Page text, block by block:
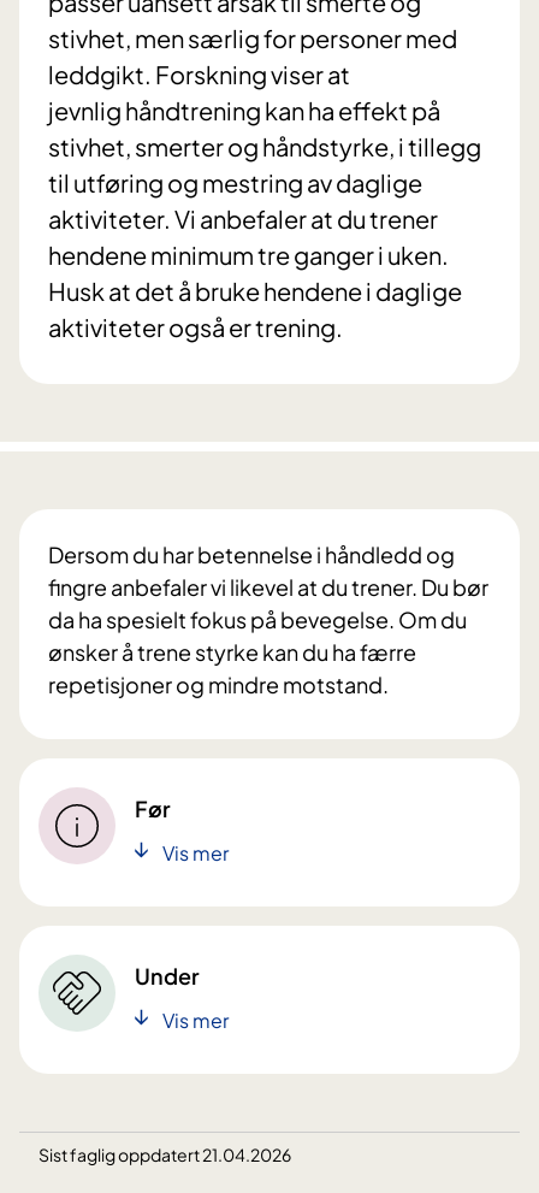
stivhet, men særlig for personer med
leddgikt. Forskning viser at
jevnlig håndtrening kan ha effekt på
stivhet, smerter og håndstyrke, i tillegg
til utføring og mestring av daglige
aktiviteter. Vi anbefaler at du trener
hendene minimum tre ganger i uken.
Husk at det å bruke hendene i daglige
aktiviteter også er trening.
Dersom du har betennelse i håndledd og
fingre anbefaler vi likevel at du trener. Du bør
da ha spesielt fokus på bevegelse. Om du
ønsker å trene styrke kan du ha færre
repetisjoner og mindre motstand.
Før
Vis mer
Under
Vis mer
Sist faglig oppdatert 21.04.2026